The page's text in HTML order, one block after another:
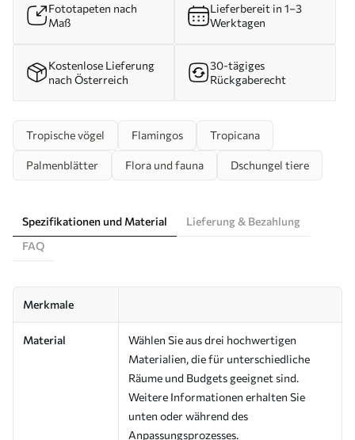
Fototapeten nach
Maß
Lieferbereit in 1–3
Werktagen
Kostenlose Lieferung
nach Österreich
30-tägiges
Rückgaberecht
Tropische vögel Flamingos Tropicana
Palmenblätter Flora und fauna Dschungel tiere
Spezifikationen und Material
Lieferung & Bezahlung
FAQ
Merkmale
Material
Wählen Sie aus drei hochwertigen
Materialien, die für unterschiedliche
Räume und Budgets geeignet sind.
Weitere Informationen erhalten Sie
unten oder während des
Anpassungsprozesses.